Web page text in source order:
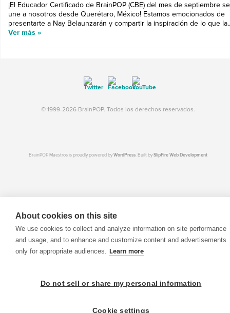
¡El Educador Certificado de BrainPOP (CBE) del mes de septiembre se
une a nosotros desde Querétaro, México! Estamos emocionados de
presentarte a Nay Belaunzarán y compartir la inspiración de lo que
Ver más »
© 1999-2026 BrainPOP. Todos los derechos reservados.
BrainPOP Maestros is proudly powered byWordPress. Built bySlipFire Web Development
About cookies on this site
We use cookies to collect and analyze information on site performance
and usage, and to enhance and customize content and advertisements
only for appropriate audiences. Learn more
Do not sell or share my personal information
Cookie settings